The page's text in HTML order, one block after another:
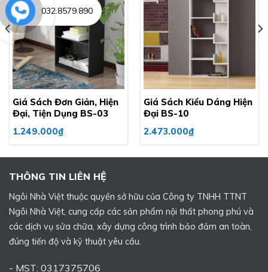
Add to
wishlist
Giá Sách Đơn Giản, Hiện
Đại, Tiện Dụng BS-03
1.249.000₫
Add to
wishlist
Giá Sách Kiểu Dáng Hiện
Đại BS-10
2.473.000₫
THÔNG TIN LIÊN HỆ
Ngôi Nhà Việt thuộc quyền sở hữu của Công ty TNHH TTNT
Ngôi Nhà Việt, cung cấp các sản phẩm nội thất phong phú và
các dịch vụ sửa chữa, xây dựng công trình bảo đảm an toàn,
đúng tiến độ và kỹ thuật yêu cầu.
- MST: 0317375706
032.8579.890